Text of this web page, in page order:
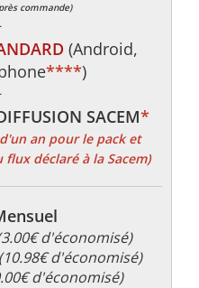
commande)
(Android,
****)
SACEM*
an pour le pack et
déclaré à la Sacem)
d'économisé)
(10.98€ d'économisé)
d'économisé)